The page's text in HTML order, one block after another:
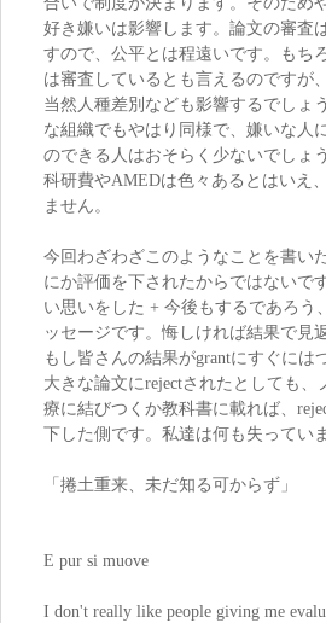
好き嫌いは影響します。論文の審査
すので、公平とは程遠いです。もち
は審査しているとも言えるのですが
当然人種差別なども影響するでしょ
な組織でもやはり同様で、嫌いな人
のできる人はおそらく少ないでしょ
科研費やAMEDは色々あるとはいえ
ません。
今回わざわざこのようなことを書い
にか評価を下されたからではないで
い思いをした + 今後もするであろう
ッセージです。悔しければ結果で見
もし皆さんの結果がgrantにすぐには
大きな論文にrejectされたとしても
療に結びつくか教科書に載れば、
下した側です。私達は何も失ってい
「捲土重来、未だ知る可からず」
E pur si muove
I don't really like people giving me